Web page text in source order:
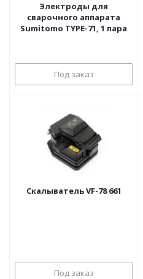
Электроды для
сварочного аппарата
Sumitomo TYPE-71, 1 пара
Под заказ
Скалыватель VF-78 661
Под заказ